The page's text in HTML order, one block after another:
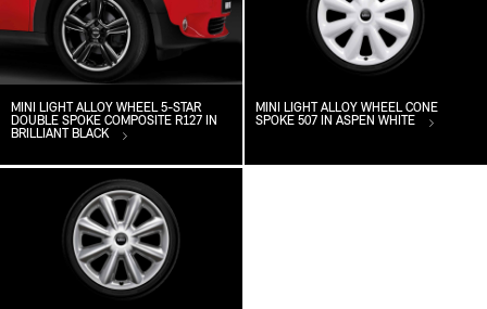
MINI LIGHT ALLOY WHEEL 5-STAR
DOUBLE SPOKE COMPOSITE R127 IN
BRILLIANT BLACK
MINI LIGHT ALLOY WHEEL CONE
SPOKE 507 IN ASPEN WHITE